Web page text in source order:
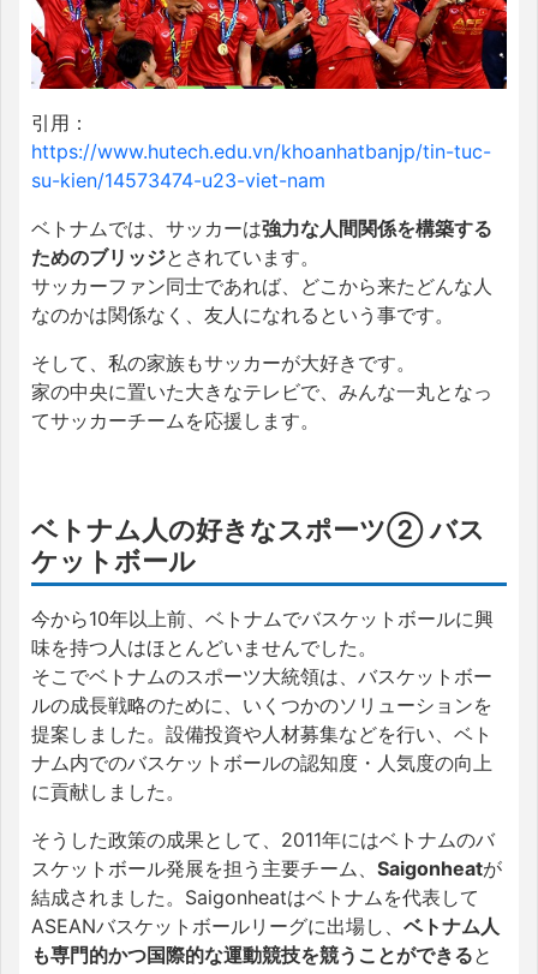
引用：
https://www.hutech.edu.vn/khoanhatbanjp/tin-tuc-
su-kien/14573474-u23-viet-nam
ベトナムでは、サッカーは強力な人間関係を構築する
ためのブリッジとされています。
サッカーファン同士であれば、どこから来たどんな人
なのかは関係なく、友人になれるという事です。
そして、私の家族もサッカーが大好きです。
家の中央に置いた大きなテレビで、みんな一丸となっ
てサッカーチームを応援します。
ベトナム人の好きなスポーツ② バス
ケットボール
今から10年以上前、ベトナムでバスケットボールに興
味を持つ人はほとんどいませんでした。
そこでベトナムのスポーツ大統領は、バスケットボー
ルの成長戦略のために、いくつかのソリューションを
提案しました。設備投資や人材募集などを行い、ベト
ナム内でのバスケットボールの認知度・人気度の向上
に貢献しました。
そうした政策の成果として、2011年にはベトナムのバ
スケットボール発展を担う主要チーム、 Saigonheatが
結成されました。Saigonheatはベトナムを代表して
ASEANバスケットボールリーグに出場し、 ベトナム人
も専門的かつ国際的な運動競技を競うことができると